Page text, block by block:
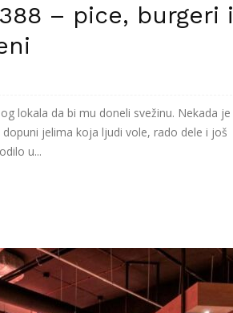
– pice, burgeri i
lokala da bi mu doneli svežinu. Nekada je
jelima koja ljudi vole, rado dele i još
u...